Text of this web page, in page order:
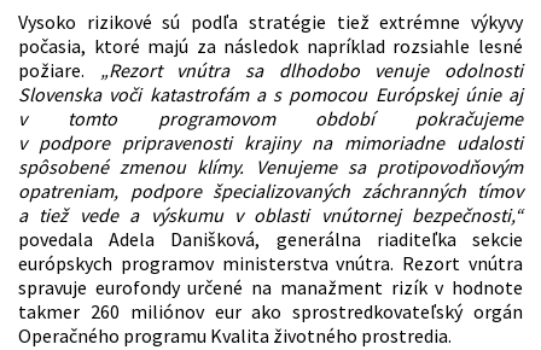
Vysoko rizikové sú podľa stratégie tiež extrémne výkyvy
počasia, ktoré majú za následok napríklad rozsiahle lesné
požiare. „Rezort vnútra sa dlhodobo venuje odolnosti
Slovenska voči katastrofám a s pomocou Európskej únie aj
v tomto programovom období pokračujeme
v podpore pripravenosti krajiny na mimoriadne udalosti
spôsobené zmenou klímy. Venujeme sa protipovodňovým
opatreniam, podpore špecializovaných záchranných tímov
a tiež vede a výskumu v oblasti vnútornej bezpečnosti,“
povedala Adela Danišková, generálna riaditeľka sekcie
európskych programov ministerstva vnútra. Rezort vnútra
spravuje eurofondy určené na manažment rizík v hodnote
takmer 260 miliónov eur ako sprostredkovateľský orgán
Operačného programu Kvalita životného prostredia.